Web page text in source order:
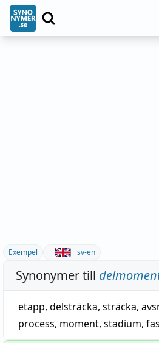
Exempel sv-en
Synonymer till
etapp, delsträcka, sträcka,
process, moment, stadium, fas